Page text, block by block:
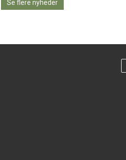
Se flere nyheder